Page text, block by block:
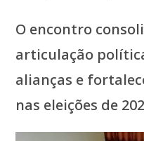
O encontro
articulação
alianças e
nas eleições de